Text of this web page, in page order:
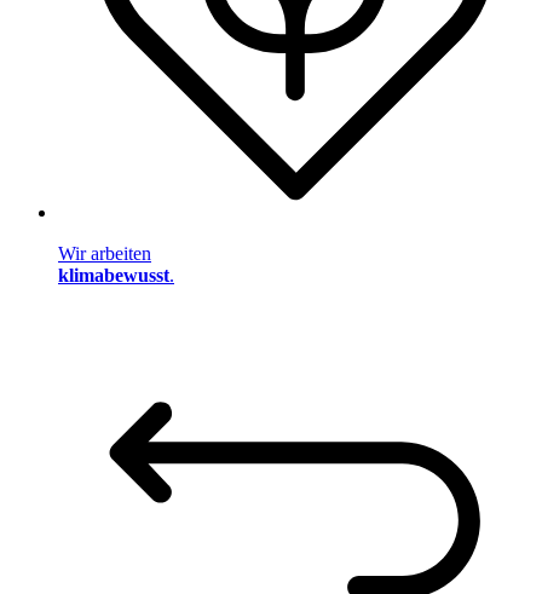
Wir arbeiten
klimabewusst.